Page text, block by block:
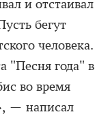
и отстаивал
бегут
человека.
"Песня года" в
во время
— написал